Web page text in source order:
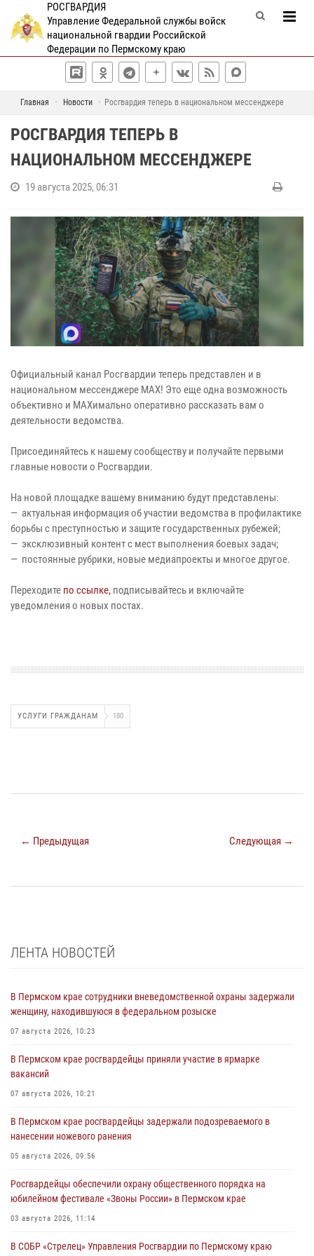
РОСГВАРДИЯ
Управление Федеральной службы войск
национальной гвардии Российской
Федерации по Пермскому краю
Главная Новости Росгвардия теперь в национальном мессенджере
РОСГВАРДИЯ ТЕПЕРЬ В
НАЦИОНАЛЬНОМ МЕССЕНДЖЕРЕ
19 августа 2025, 06:31
Официальный канал Росгвардии теперь представлен и в
национальном мессенджере MAX! Это еще одна возможность
объективно и MAXимально оперативно рассказать вам о
деятельности ведомства.
Присоединяйтесь к нашему сообществу и получайте первыми
главные новости о Росгвардии.
На новой площадке вашему вниманию будут представлены:
— актуальная информация об участии ведомства в профилактике
борьбы с преступностью и защите государственных рубежей;
— эксклюзивный контент с мест выполнения боевых задач;
— постоянные рубрики, новые медиапроекты и многое другое.
Переходите по ссылке, подписывайтесь и включайте
уведомления о новых постах.
УСЛУГИ ГРАЖДАНАМ 180
← Предыдущая Следующая →
ЛЕНТА НОВОСТЕЙ
В Пермском крае сотрудники вневедомственной охраны задержали
женщину, находившуюся в федеральном розыске
07 августа 2026, 10:23
В Пермском крае росгвардейцы приняли участие в ярмарке
вакансий
07 августа 2026, 10:21
В Пермском крае росгвардейцы задержали подозреваемого в
нанесении ножевого ранения
05 августа 2026, 09:56
Росгвардейцы обеспечили охрану общественного порядка на
юбилейном фестивале «Звоны России» в Пермском крае
03 августа 2026, 11:14
В СОБР «Стрелец» Управления Росгвардии по Пермскому краю